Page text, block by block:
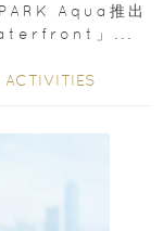
Aqua推出
」...
ACTIVITIES